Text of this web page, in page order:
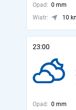
Opad: 0 mm
Wiatr:
10
23:00
Opad: 0 mm